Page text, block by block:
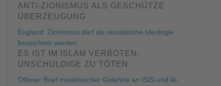
ANTI-ZIONISMUS ALS GESCHÜTZE
ÜBERZEUGUNG
England: Zionismus darf als rassistische Ideologie
bezeichnet werden
ES IST IM ISLAM VERBOTEN,
UNSCHULDIGE ZU TÖTEN
Offener Brief muslimischer Gelehrte an ISIS und Al-